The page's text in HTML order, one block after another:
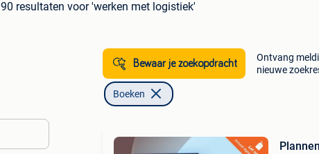
90 resultaten voor 'werken met logistiek'
Bewaar je zoekopdracht
Ontvang
nieuwe
Boeken